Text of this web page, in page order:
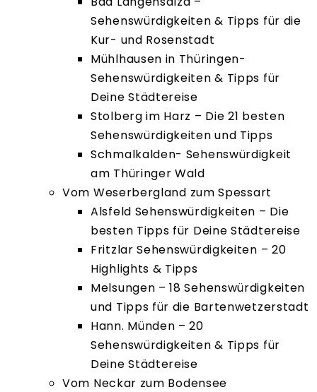
Sehenswürdigkeiten & Tipps für die
Kur- und Rosenstadt
Mühlhausen in Thüringen-
Sehenswürdigkeiten & Tipps für
Deine Städtereise
Stolberg im Harz – Die 21 besten
Sehenswürdigkeiten und Tipps
Schmalkalden- Sehenswürdigkeit
am Thüringer Wald
Vom Weserbergland zum Spessart
Alsfeld Sehenswürdigkeiten – Die
besten Tipps für Deine Städtereise
Fritzlar Sehenswürdigkeiten – 20
Highlights & Tipps
Melsungen – 18 Sehenswürdigkeiten
und Tipps für die Bartenwetzerstadt
Hann. Münden – 20
Sehenswürdigkeiten & Tipps für
Deine Städtereise
Vom Neckar zum Bodensee